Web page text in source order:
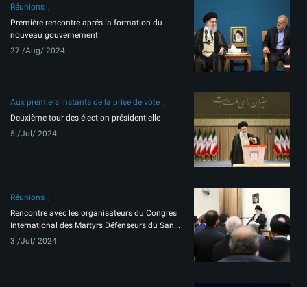
Réunions
Première rencontre aprés la formation du
nouveau gouvernement
27 /Aug/ 2024
Aux premiers instants de la prise de vote
Deuxième tour des élection présidentielle
5 /Jul/ 2024
Réunions
Rencontre avec les organisateurs du Congrès
International des Martyrs Défenseurs du San...
3 /Jul/ 2024